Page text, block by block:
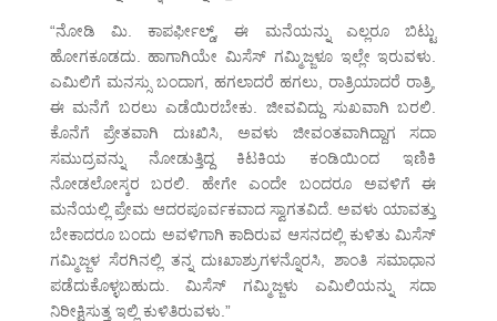
“ನೋಡಿ ಮಿ. ಕಾಪರ್ಫೀಲ್ಡ್, ಈ ಮನೆಯನ್ನು ಎಲ್ಲರೂ ಬಿಟ್ಟು
ಹೋಗಕೂಡದು. ಹಾಗಾಗಿಯೇ ಮಿಸೆಸ್ ಗಮ್ಮಿಜ್ಜಳೂ ಇಲ್ಲೇ ಇರುವಳು.
ಎಮಿಲಿಗೆ ಮನಸ್ಸು ಬಂದಾಗ, ಹಗಲಾದರೆ ಹಗಲು, ರಾತ್ರಿಯಾದರೆ ರಾತ್ರಿ,
ಈ ಮನೆಗೆ ಬರಲು ಎಡೆಯಿರಬೇಕು. ಜೀವವಿದ್ದು ಸುಖವಾಗಿ ಬರಲಿ.
ಕೊನೆಗೆ ಪ್ರೇತವಾಗಿ ದುಃಖಿಸಿ, ಅವಳು ಜೀವಂತವಾಗಿದ್ದಾಗ ಸದಾ
ಸಮುದ್ರವನ್ನು ನೋಡುತ್ತಿದ್ದ ಕಿಟಕಿಯ ಕಂಡಿಯಿಂದ ಇಣಿಕಿ
ನೋಡಲೋಸ್ಕರ ಬರಲಿ. ಹೇಗೇ ಎಂದೇ ಬಂದರೂ ಅವಳಿಗೆ ಈ
ಮನೆಯಲ್ಲಿ ಪ್ರೇಮ ಆದರಪೂರ್ವಕವಾದ ಸ್ವಾಗತವಿದೆ. ಅವಳು ಯಾವತ್ತು
ಬೇಕಾದರೂ ಬಂದು ಅವಳಿಗಾಗಿ ಕಾದಿರುವ ಆಸನದಲ್ಲಿ ಕುಳಿತು ಮಿಸೆಸ್
ಗಮ್ಮಿಜ್ಜಳ ಸೆರಗಿನಲ್ಲಿ ತನ್ನ ದುಃಖಾಶ್ರುಗಳನ್ನೊರಸಿ, ಶಾಂತಿ ಸಮಾಧಾನ
ಪಡೆದುಕೊಳ್ಳಬಹುದು. ಮಿಸೆಸ್ ಗಮ್ಮಿಜ್ಜಳು ಎಮಿಲಿಯನ್ನು ಸದಾ
ನಿರೀಕ್ಷಿಸುತ್ತ ಇಲ್ಲಿ ಕುಳಿತಿರುವಳು.”